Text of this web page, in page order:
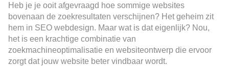
Heb je je ooit afgevraagd hoe sommige websites
bovenaan de zoekresultaten verschijnen? Het geheim zit
hem in SEO webdesign. Maar wat is dat eigenlijk? Nou,
het is een krachtige combinatie van
zoekmachineoptimalisatie en websiteontwerp die ervoor
zorgt dat jouw website beter vindbaar wordt.